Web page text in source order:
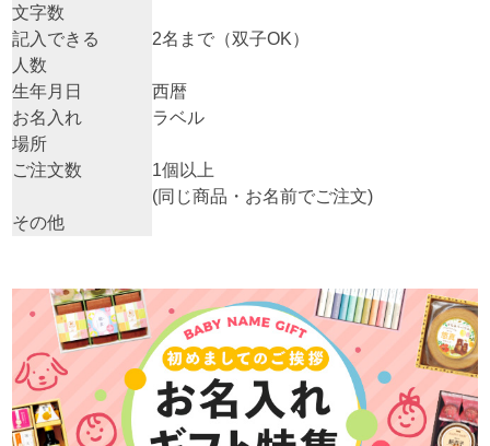
文字数
記入できる
人数
2名まで（双子OK）
生年月日
西暦
お名入れ
場所
ラベル
ご注文数
1個以上
(同じ商品・お名前でご注文)
その他